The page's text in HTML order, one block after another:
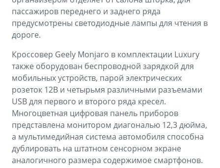
пассажиров переднего и заднего ряда
предусмотрены светодиодные лампы для чтения в
дороге.
Кроссовер Geely Monjaro в комплектации Luxury
также оборудован беспроводной зарядкой для
мобильных устройств, парой электрических
розеток 12В и четырьмя различными разъемами
USB для первого и второго ряда кресел.
Многоцветная цифровая панель приборов
представлена монитором диагональю 12,3 дюйма,
а мультимедийная система автомобиля способна
дублировать на штатном сенсорном экране
аналогичного размера содержимое смартфонов.